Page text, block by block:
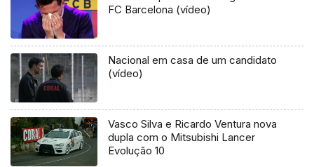
FC Barcelona (vídeo)
Nacional em casa de um candidato
(vídeo)
Vasco Silva e Ricardo Ventura nova
dupla com o Mitsubishi Lancer
Evolução 10